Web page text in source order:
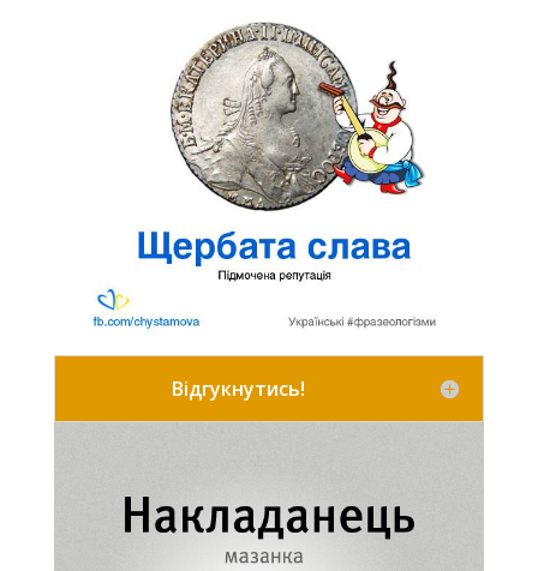
Відгукнутись!